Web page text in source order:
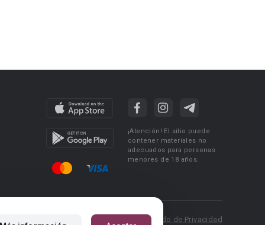
¡Atención! El sitio puede
contener materiales no
adecuados para personas
menores de 18 años.
Condiciones de uso Acuerdo de Privacidad